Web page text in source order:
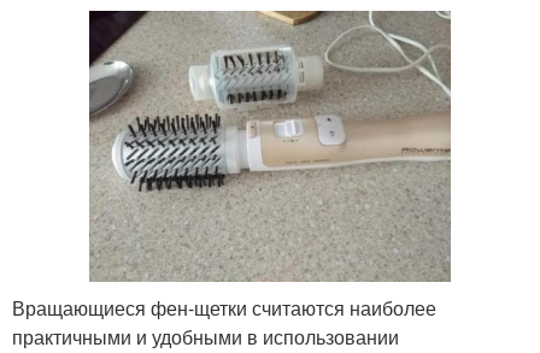
Вращающиеся фен-щетки считаются наиболее
практичными и удобными в использовании